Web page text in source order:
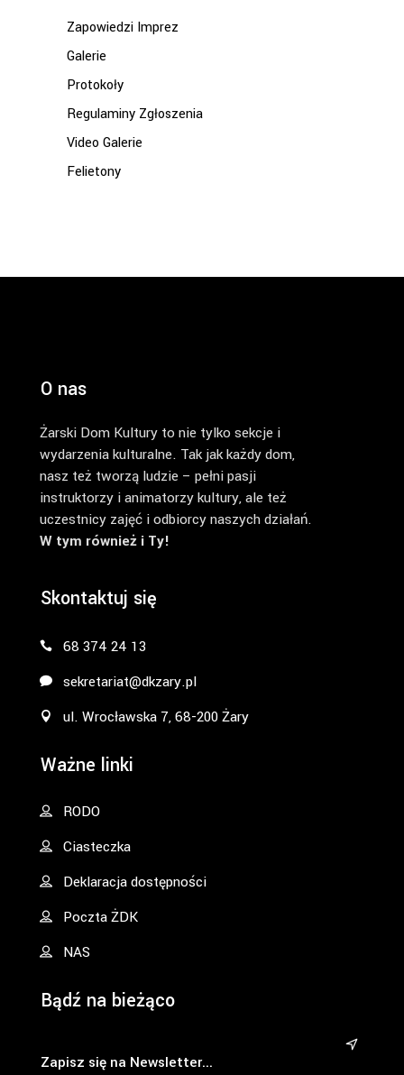
Zapowiedzi Imprez
Galerie
Protokoły
Regulaminy Zgłoszenia
Video Galerie
Felietony
O nas
Żarski Dom Kultury to nie tylko sekcje i
wydarzenia kulturalne. Tak jak każdy dom,
nasz też tworzą ludzie – pełni pasji
instruktorzy i animatorzy kultury, ale też
uczestnicy zajęć i odbiorcy naszych działań.
W tym również i Ty!
Skontaktuj się
68 374 24 13
sekretariat@dkzary.pl
ul. Wrocławska 7, 68-200 Żary
Ważne linki
RODO
Ciasteczka
Deklaracja dostępności
Poczta ŻDK
NAS
Bądź na bieżąco
&